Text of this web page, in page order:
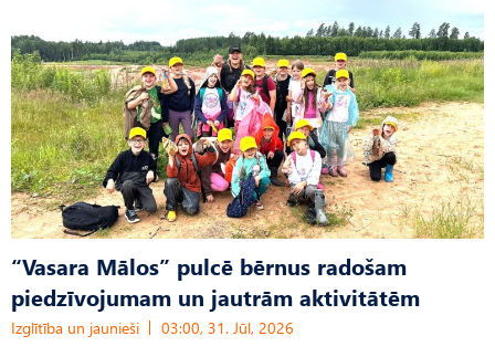
“Vasara Mālos” pulcē bērnus radošam
piedzīvojumam un jautrām aktivitātēm
Izglītība un jaunieši 03:00, 31. Jūl, 2026